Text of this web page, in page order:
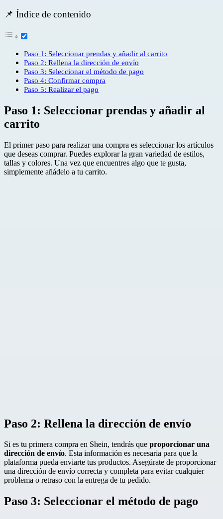
📌 Índice de contenido
Paso 1: Seleccionar prendas y añadir al carrito
Paso 2: Rellena la dirección de envío
Paso 3: Seleccionar el método de pago
Paso 4: Confirmar compra
Paso 5: Realizar el pago
Paso 1: Seleccionar prendas y añadir al
carrito
El primer paso para realizar una compra es seleccionar los artículos
que deseas comprar. Puedes explorar la gran variedad de estilos,
tallas y colores. Una vez que encuentres algo que te gusta,
simplemente añádelo a tu carrito.
Paso 2: Rellena la dirección de envío
Si es tu primera compra en Shein, tendrás que proporcionar una
dirección de envío. Esta información es necesaria para que la
plataforma pueda enviarte tus productos. Asegúrate de proporcionar
una dirección de envío correcta y completa para evitar cualquier
problema o retraso con la entrega de tu pedido.
Paso 3: Seleccionar el método de pago